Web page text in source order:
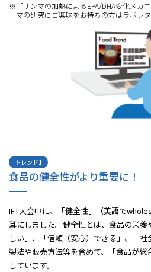
ソーシャルメデ
※「サンマの加熱によるEPA/DHA変化メカ
マの研究にご興味をお持ちの方はラボレ
トレンド1
食品の健全性がより重要に！
IFT大会中に、「健全性」（英語で
耳にしました。健全性とは、食品の栄
しい」、「信頼（安心）できる」、「社
製法や販売方法等を含めて、「食品が
しています。